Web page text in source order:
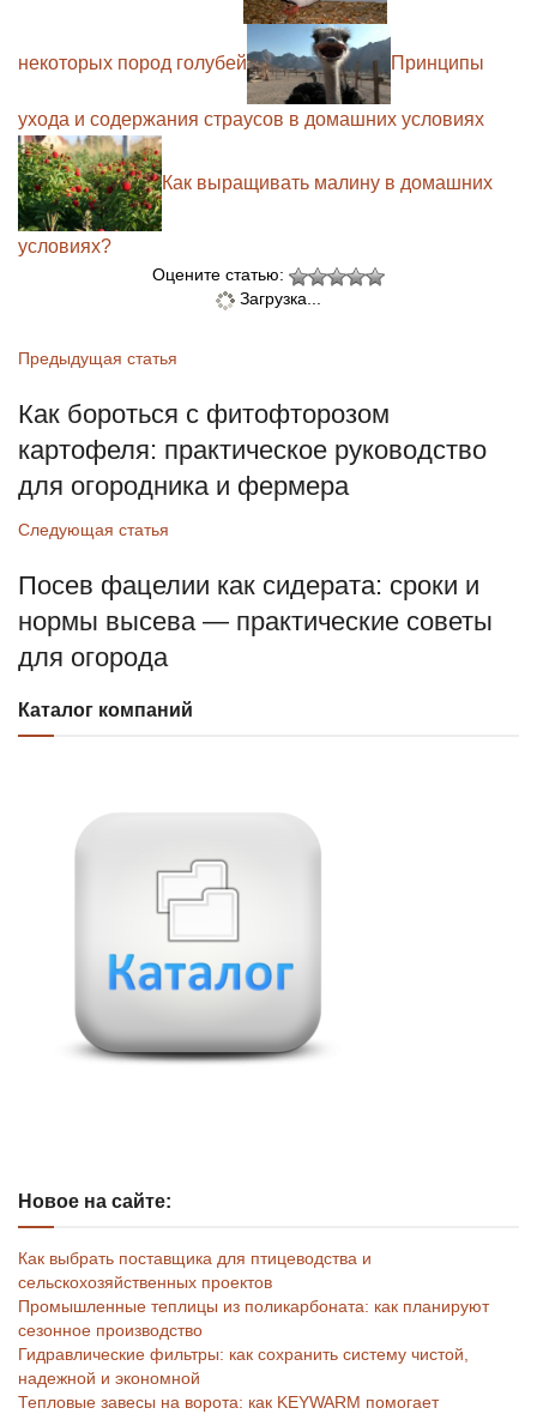
некоторых пород голубей Принципы
ухода и содержания страусов в домашних условиях
Как выращивать малину в домашних
условиях?
Оцените статью:
Загрузка...
Предыдущая статья
Как бороться с фитофторозом
картофеля: практическое руководство
для огородника и фермера
Следующая статья
Посев фацелии как сидерата: сроки и
нормы высева — практические советы
для огорода
Каталог компаний
Новое на сайте:
Как выбрать поставщика для птицеводства и
сельскохозяйственных проектов
Промышленные теплицы из поликарбоната: как планируют
сезонное производство
Гидравлические фильтры: как сохранить систему чистой,
надежной и экономной
Тепловые завесы на ворота: как KEYWARM помогает